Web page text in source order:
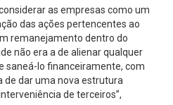
as empresas como um
das ações pertencentes ao
remanejamento dentro do
não era a de alienar qualquer
saneá­-lo financeiramente, com
de dar uma nova estrutura
de terceiros”,